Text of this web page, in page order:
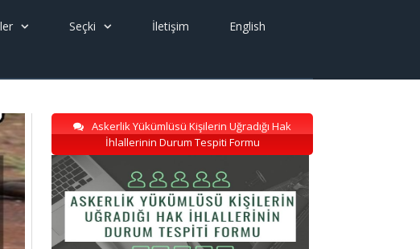
Seçki İletişim English
Askerlik Yükümlüsü Kişilerin Uğradığı Hak
İhlallerinin Durum Tespiti Formu